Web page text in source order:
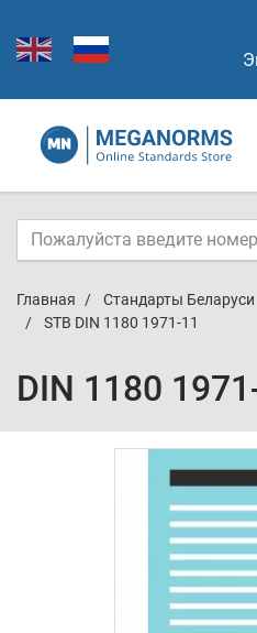
Главная Стандарты Беларуси
STB DIN 1180 1971-11
DIN 1180